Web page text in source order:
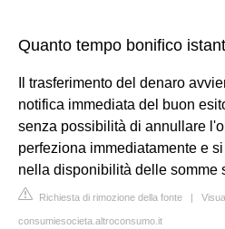
Quanto tempo bonifico
Il trasferimento del denaro
notifica immediata del buon
senza possibilità di annullare
perfeziona immediatamente e
nella disponibilità delle somme
Richiesta di rimozione della fonte |
consumiesocieta.altroconsumo.it